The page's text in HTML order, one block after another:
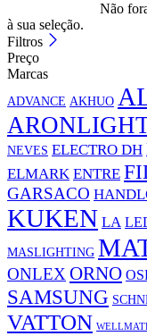
Não
à sua seleção.
Filtros
Preço
Marcas
ADVANCE AKHUO
NEVES ELECTRO DH
ELMARK ENTRE
GARSACO
KUKEN LA
MASLIGHTING
ONLEXORNO
SAMSUNG
VATTON